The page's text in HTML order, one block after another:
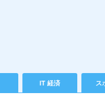
IT 経済 ス